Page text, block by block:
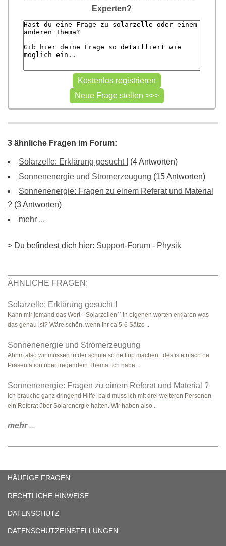
Experten?
3 ähnliche Fragen im Forum:
Solarzelle: Erklärung gesucht ! (4 Antworten)
Sonnenenergie und Stromerzeugung (15 Antworten)
Sonnenenergie: Fragen zu einem Referat und Material
? (3 Antworten)
mehr ...
> Du befindest dich hier: Support-Forum - Physik
ÄHNLICHE FRAGEN:
Solarzelle: Erklärung gesucht !
Kann mir jemand das Wort ``Solarzellen`` in eigenen worten erklären was
das genau ist? Wäre schön, wenn ihr ca 5-6 Sätze ..
Sonnenenergie und Stromerzeugung
Ähhm also wir müssen in der schule so ne fiüp machen...des is einfach ne
Präsentation über iregendein Thema. Ich habe ..
Sonnenenergie: Fragen zu einem Referat und Material ?
Ich brauche ganz dringend Hilfe, bald muss ich mit drei weiteren Personen
ein Referat über Solarenergie halten. Wir haben also ..
mehr...
HÄUFIGE FRAGEN
RECHTLICHE HINWEISE
DATENSCHUTZ
DATENSCHUTZEINSTELLUNGEN